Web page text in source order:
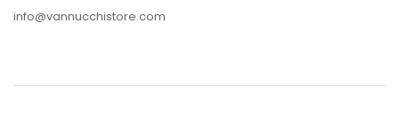
info@vannucchistore.com